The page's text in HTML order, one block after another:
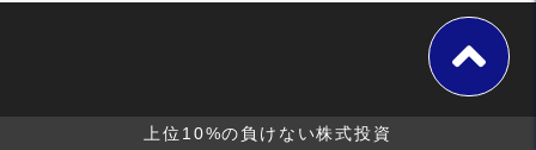
上位10%の負けない株式投資